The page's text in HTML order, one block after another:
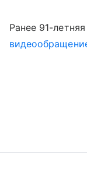
Ранее 91-